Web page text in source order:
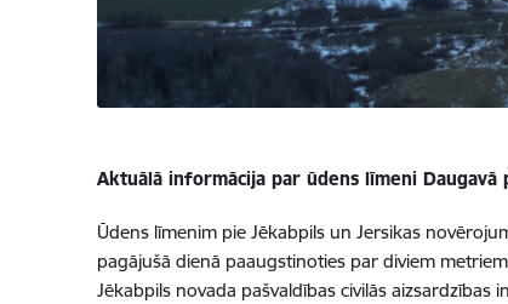
Aktuālā informācija par ūdens līmeni Daugavā
Ūdens līmenim pie Jēkabpils un Jersikas
pagājušā dienā paaugstinoties par diviem
Jēkabpils novada pašvaldības civilās aizsardzības